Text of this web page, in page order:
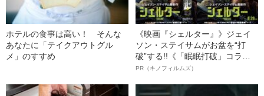
ホテルの食事は高い！ そんな
あなたに「テイクアウトグル
メ」のすすめ
《映画『シェルター』》ジェイ
ソン・ステイサムがお盆を“打
破”する!!《「眠眠打破」コラ
ボ》
PR（キノフィルムズ）